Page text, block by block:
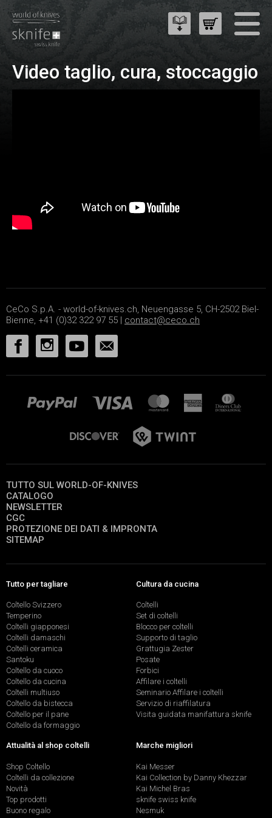
Video taglio, cura, stoccaggio
CeCo S.p.A. - world-of-knives.ch, Neuengasse 5, CH-2502 Biel-
Bienne, +41 (0)32 322 97 55 | contact@ceco.ch
TUTTO SUL WORLD-OF-KNIVES
CATALOGO
NEWSLETTER
CGC
PROTEZIONE DEI DATI & IMPRONTA
SITEMAP
Tutto per tagliare
Coltello Svizzero
Temperino
Coltelli giapponesi
Coltelli damaschi
Coltelli ceramica
Santoku
Coltello da cuoco
Coltello da cucina
Coltelli multiuso
Coltello da bistecca
Coltello per il pane
Coltello da formaggio
Cultura da cucina
Coltelli
Set di coltelli
Blocco per coltelli
Supporto di taglio
Grattugia Zester
Posate
Forbici
Affilare i coltelli
Seminario Affilare i coltelli
Servizio di riaffilatura
Visita guidata manifattura sknife
Attualità al shop coltelli
Shop Coltello
Coltelli da collezione
Novità
Top prodotti
Buono regalo
Marche migliori
Kai Messer
Kai Collection by Danny Khezzar
Kai Michel Bras
sknife swiss knife
Nesmuk